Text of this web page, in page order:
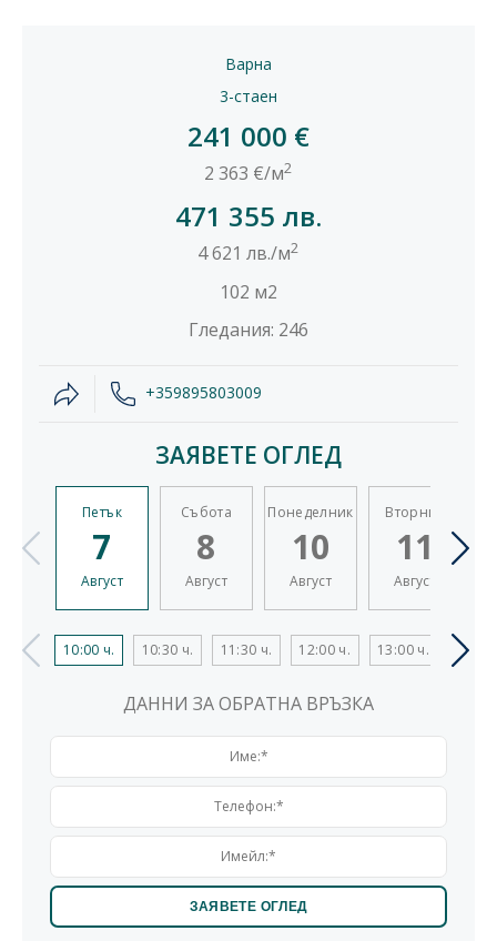
Варна
3-стаен
241 000 €
2 363 €/м2
471 355 лв.
4 621 лв./м2
102 м2
Гледания: 246
+359895803009
ЗАЯВЕТЕ ОГЛЕД
Петък
7
Август
Събота
8
Август
Понеделник
10
Август
Вторник
11
Август
10:00 ч. 10:30 ч. 11:30 ч. 12:00 ч. 13:00 ч. 13:30
ДАННИ ЗА ОБРАТНА ВРЪЗКА